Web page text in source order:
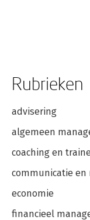
Rubrieken
advisering
algemeen
coaching en
communicatie en
economie
financieel